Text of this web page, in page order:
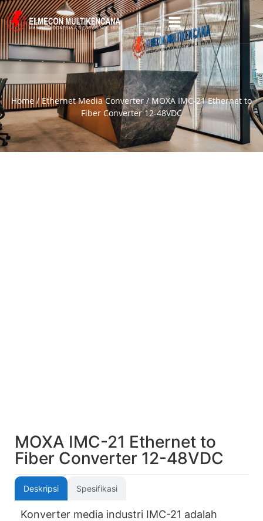
Home/Ethernet Media Converter/ MOXA IMC-21 Ethernet to
Fiber Converter 12-48VDC
MOXA IMC-21 Ethernet to
Fiber Converter 12-48VDC
Deskripsi Spesifikasi
Konverter media industri IMC-21 adalah